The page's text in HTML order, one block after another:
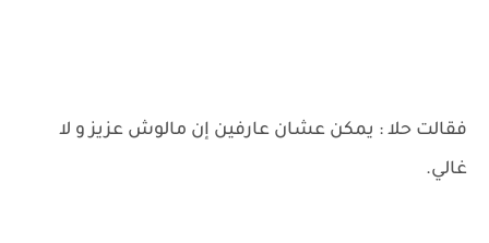
فقالت حلا : يمكن عشان عارفين إن مالوش عزيز و لا
غالي.